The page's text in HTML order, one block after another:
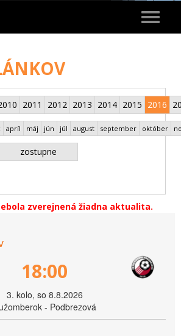
Toggle
2011 2012 2013 2014 2015 2016
apríl máj jún júl august september október
zostupne
zverejnená žiadna aktualita.
18:00
3. kolo, so 8.8.2026
- Podbrezová